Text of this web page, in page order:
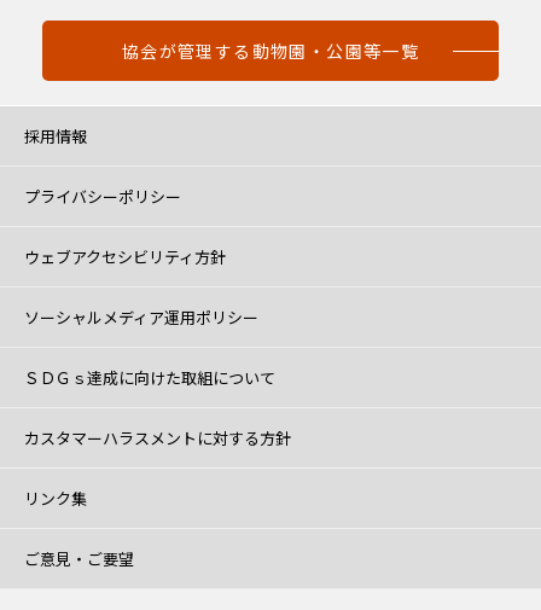
協会が管理する動物園・公園等一覧
採用情報
プライバシーポリシー
ウェブアクセシビリティ方針
ソーシャルメディア運用ポリシー
ＳＤＧｓ達成に向けた取組について
カスタマーハラスメントに対する方針
リンク集
ご意見・ご要望